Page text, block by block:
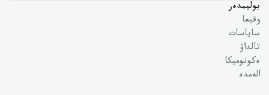
بوليمدەر
وقيعا
ساياسات
تالداۋ
ەكونوميكا
الەمدە